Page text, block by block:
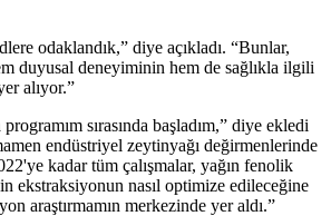
odaklandık,” diye açıkladı. “Bunlar,
duyusal deneyiminin hem de sağlıkla ilgili
alıyor.”
sırasında başladım,” diye ekledi
endüstriyel zeytinyağı değirmenlerinde
kadar tüm çalışmalar, yağın fenolik
ekstraksiyonun nasıl optimize edileceğine
araştırmamın merkezinde yer aldı.”